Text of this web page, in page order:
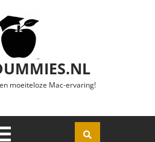
moeiteloze Mac-ervaring!
Openen